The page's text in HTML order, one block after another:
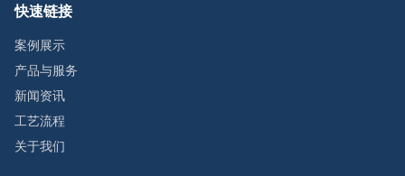
快速链接
案例展示
产品与服务
新闻资讯
工艺流程
关于我们